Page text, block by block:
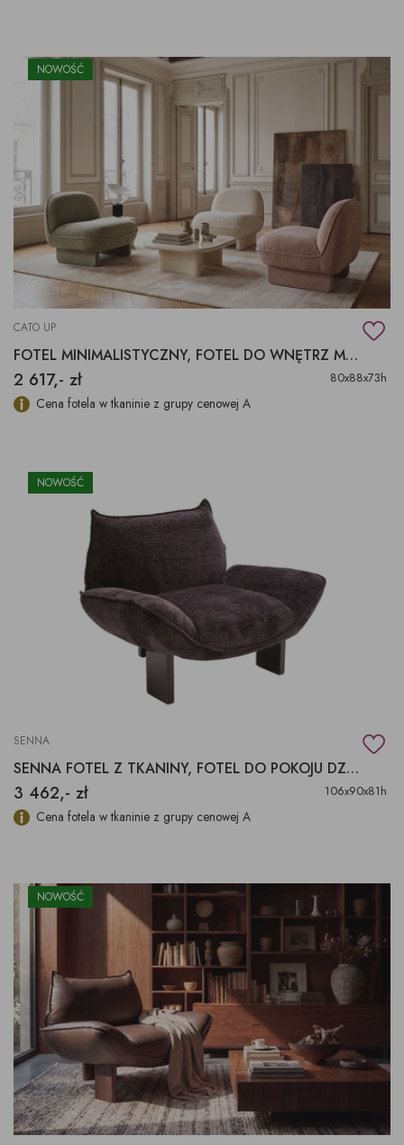
NOWOŚĆ
CATO UP
FOTEL MINIMALISTYCZNY, FOTEL DO WNĘTRZ MODERN
2 617,- zł 80x88x73h
Cena fotela w tkaninie z grupy cenowej A
NOWOŚĆ
SENNA
SENNA FOTEL Z TKANINY, FOTEL DO POKOJU DZIENNEGO
3 462,- zł 106x90x81h
Cena fotela w tkaninie z grupy cenowej A
NOWOŚĆ